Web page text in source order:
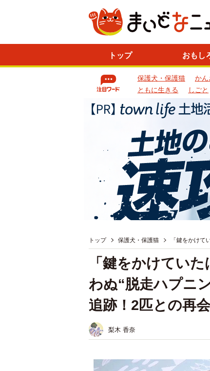
トップ おもし
保護犬・保護猫 かん
ともに生きる
しごと
トップ 保護犬・保護猫 「鍵をかけ
「鍵をかけてい
わぬ“脱走ハプニ
追跡！2匹との再
梨木 香奈